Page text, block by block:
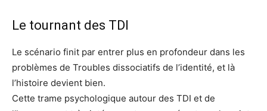
Le tournant des TDI
Le scénario finit par entrer plus en profondeur dans les
problèmes de Troubles dissociatifs de l’identité, et là
l’histoire devient bien.
Cette trame psychologique autour des TDI et de